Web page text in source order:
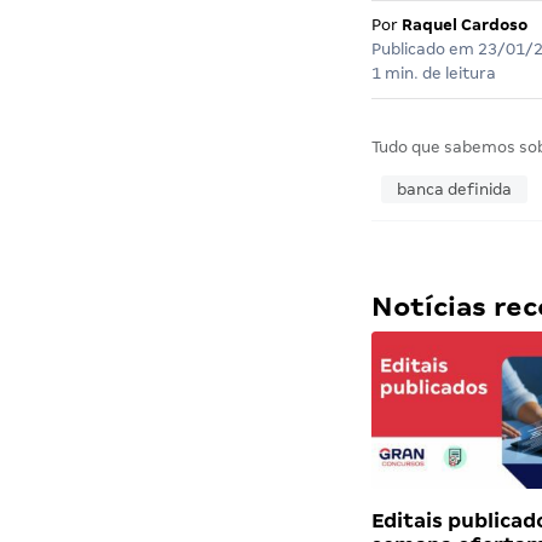
Por Raquel Cardoso
Publicado em 23/01/
1 min. de leitura
Tudo que sabemos
banca definida
Notícias
Editais